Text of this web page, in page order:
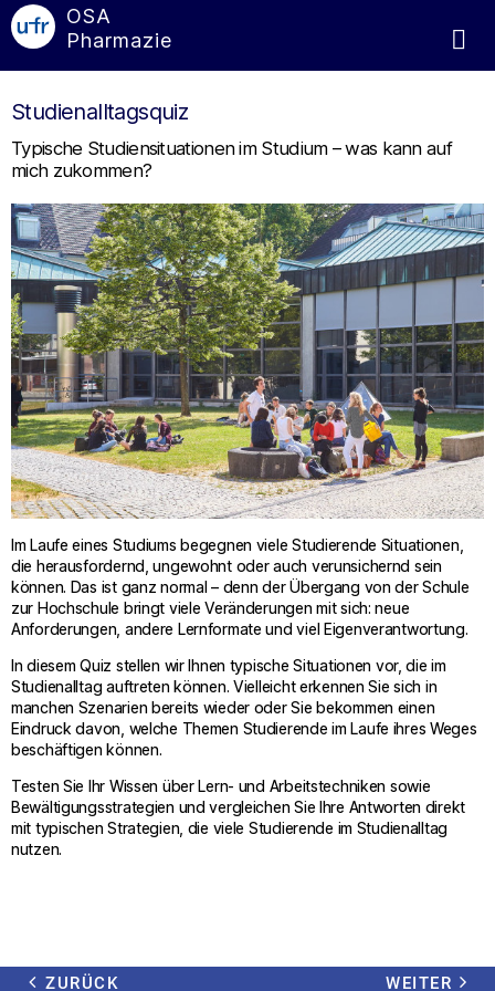
OSA
Pharmazie
Studienalltagsquiz
Typische Studiensituationen im Studium – was kann auf
mich zukommen?
Im Laufe eines Studiums begegnen viele Studierende Situationen,
die herausfordernd, ungewohnt oder auch verunsichernd sein
können. Das ist ganz normal – denn der Übergang von der Schule
zur Hochschule bringt viele Veränderungen mit sich: neue
Anforderungen, andere Lernformate und viel Eigenverantwortung.
In diesem Quiz stellen wir Ihnen typische Situationen vor, die im
Studienalltag auftreten können. Vielleicht erkennen Sie sich in
manchen Szenarien bereits wieder oder Sie bekommen einen
Eindruck davon, welche Themen Studierende im Laufe ihres Weges
beschäftigen können.
Testen Sie Ihr Wissen über Lern- und Arbeitstechniken sowie
Bewältigungsstrategien und vergleichen Sie Ihre Antworten direkt
mit typischen Strategien, die viele Studierende im Studienalltag
nutzen.
ZURÜCK WEITER